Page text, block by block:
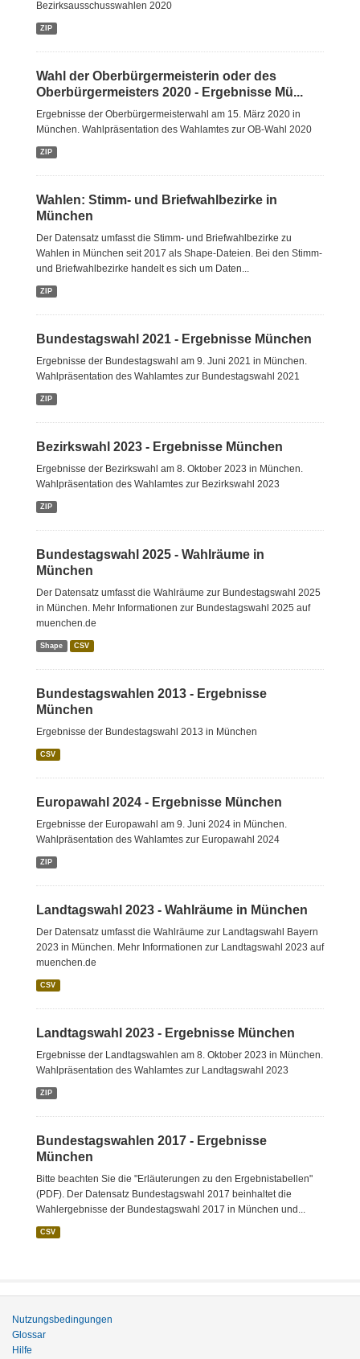
Bezirksausschusswahlen 2020
ZIP
Wahl der Oberbürgermeisterin oder des
Oberbürgermeisters 2020 - Ergebnisse Mü...
Ergebnisse der Oberbürgermeisterwahl am 15. März 2020 in
München. Wahlpräsentation des Wahlamtes zur OB-Wahl 2020
ZIP
Wahlen: Stimm- und Briefwahlbezirke in
München
Der Datensatz umfasst die Stimm- und Briefwahlbezirke zu
Wahlen in München seit 2017 als Shape-Dateien. Bei den Stimm-
und Briefwahlbezirke handelt es sich um Daten...
ZIP
Bundestagswahl 2021 - Ergebnisse München
Ergebnisse der Bundestagswahl am 9. Juni 2021 in München.
Wahlpräsentation des Wahlamtes zur Bundestagswahl 2021
ZIP
Bezirkswahl 2023 - Ergebnisse München
Ergebnisse der Bezirkswahl am 8. Oktober 2023 in München.
Wahlpräsentation des Wahlamtes zur Bezirkswahl 2023
ZIP
Bundestagswahl 2025 - Wahlräume in
München
Der Datensatz umfasst die Wahlräume zur Bundestagswahl 2025
in München. Mehr Informationen zur Bundestagswahl 2025 auf
muenchen.de
Shape CSV
Bundestagswahlen 2013 - Ergebnisse
München
Ergebnisse der Bundestagswahl 2013 in München
CSV
Europawahl 2024 - Ergebnisse München
Ergebnisse der Europawahl am 9. Juni 2024 in München.
Wahlpräsentation des Wahlamtes zur Europawahl 2024
ZIP
Landtagswahl 2023 - Wahlräume in München
Der Datensatz umfasst die Wahlräume zur Landtagswahl Bayern
2023 in München. Mehr Informationen zur Landtagswahl 2023 auf
muenchen.de
CSV
Landtagswahl 2023 - Ergebnisse München
Ergebnisse der Landtagswahlen am 8. Oktober 2023 in München.
Wahlpräsentation des Wahlamtes zur Landtagswahl 2023
ZIP
Bundestagswahlen 2017 - Ergebnisse
München
Bitte beachten Sie die "Erläuterungen zu den Ergebnistabellen"
(PDF). Der Datensatz Bundestagswahl 2017 beinhaltet die
Wahlergebnisse der Bundestagswahl 2017 in München und...
CSV
Nutzungsbedingungen
Glossar
Hilfe